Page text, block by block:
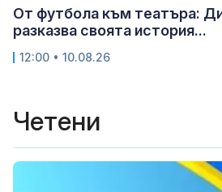
От футбола към театъра:
разказва своята история...
12:00 • 10.08.26
Четени